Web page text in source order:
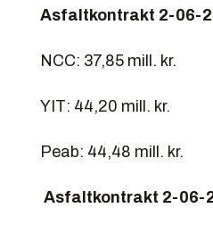
Asfaltkontrakt 2-06-
NCC: 37,85 mill. kr.
YIT: 44,20 mill. kr.
Peab: 44,48 mill. kr.
Asfaltkontrakt 2-06-